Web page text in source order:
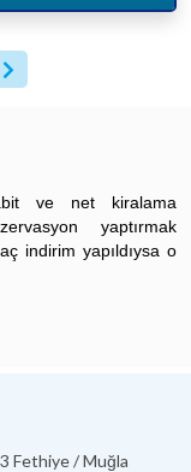
ve net kiralama
yaptırmak
indirim yapıldıysa o
Fethiye / Muğla